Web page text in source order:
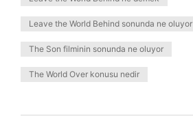
Leave the World Behind sonunda ne oluyor
The Son filminin sonunda ne oluyor
The World Over konusu nedir